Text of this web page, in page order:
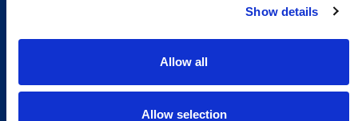
Show details
Allow all
Allow selection